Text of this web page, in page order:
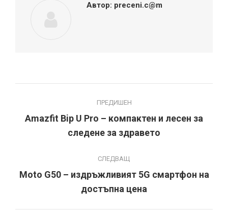
Автор: preceni.c@m
navigation
ПРЕДИШЕН
post:
Amazfit Bip U Pro – компактен и лесен за
следене за здравето
СЛЕДВАЩ
post:
Moto G50 – издръжливият 5G смартфон на
достъпна цена